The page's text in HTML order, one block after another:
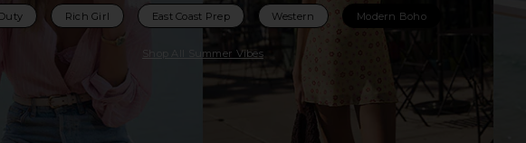
Rich Girl East Coast Prep Western Modern Boho
Shop All Summer Vibes